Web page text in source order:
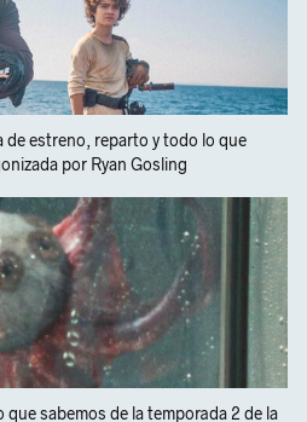
estreno, reparto y todo lo que
por Ryan Gosling
sabemos de la temporada 2 de la